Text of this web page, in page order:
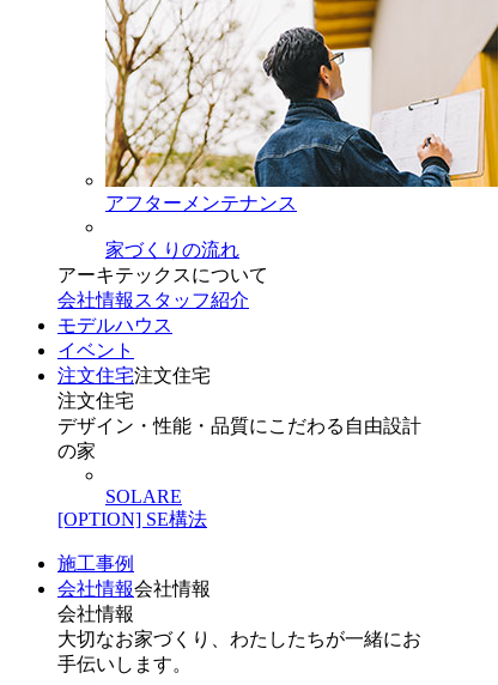
アフターメンテナンス
家づくりの流れ
アーキテックスについて
会社情報 スタッフ紹介
モデルハウス
イベント
注文住宅注文住宅
注文住宅
デザイン・性能・品質にこだわる自由設計
の家
SOLARE
[OPTION] SE構法
施工事例
会社情報会社情報
会社情報
大切なお家づくり、わたしたちが一緒にお
手伝いします。